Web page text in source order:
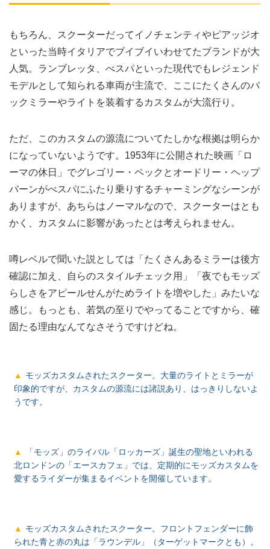
もちろん、スクーターだってイノチェンティやピアッジオ
といった当時イタリアでブイブイいわせてたブランドが大
人気。ランブレッタ、べスパといった現代でもレジェンド
モデルとして知られる車両が主流で、ここにたくさんのバ
ックミラーやライトを装着するカスタムが大流行り。
ただ、このカスタムの源流についてたしかな根拠は明らか
になっていないようです。1953年に公開された映画「ロ
ーマの休日」でグレゴリー・ペックとオードリー・ヘップ
バーンがべスパにふたり乗りするチャーミングなシーンが
ありますが、あちらはノーマルなので、スクーターはとも
かく、カスタムに影響があったとは考えられません。
噂レベルで聞いた説としては「たくさんあるミラーは後方
確認に加え、自らのスタイルチェック用」「夜でもモッズ
らしさをアピールせんがためライトを増やした」みたいな
感じ。もっとも、若気の至りでやってることですから、確
固たる理由なんてなさそうですけどね。
モッズカスタムされたスクーター。大量のライトとミラーが
印象的ですが、カスタムの源流には諸説あり、はっきりしないよ
うです。
「モッズ」のライバル「ロッカーズ」誕生の聖地といわれる
北ロンドンの「エースカフェ」では、定期的にモッズカスタムを
愛するライダーが集まるイベントを開催しています。
モッズカスタムされたスクーター。フロントフェンダーに飾
られた青と赤の丸は「ラウンデル」（ターゲットマークとも）。